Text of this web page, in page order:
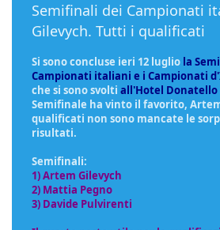
Semifinali dei Campionati
Gilevych. Tutti i qualificati
Si sono concluse ieri 12 luglio la
Campionati italiani e i Campionati
che si sono svolti all'Hotel Donatello
Semifinale ha vinto il favorito,
qualificati non sono mancate le
risultati.
Semifinali:
1) Artem Gilevych
2) Mattia Pegno
3) Davide Pulvirenti